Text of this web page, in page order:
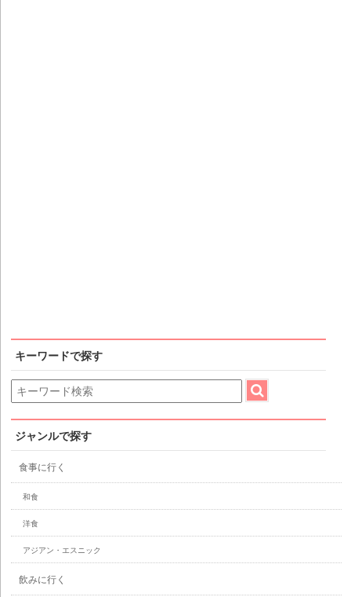
キーワードで探す
ジャンルで探す
食事に行く
和食
洋食
アジアン・エスニック
飲みに行く